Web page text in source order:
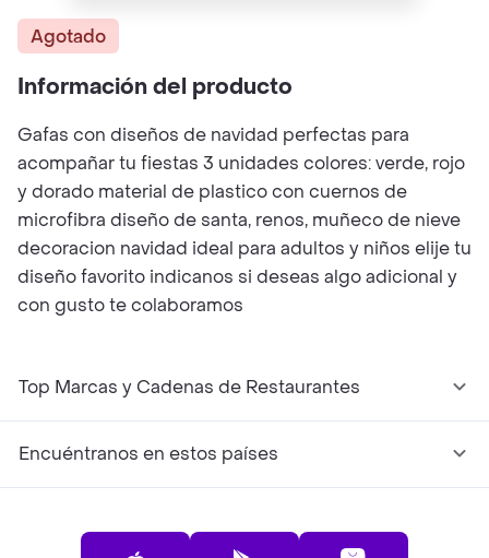
Agotado
Información del producto
Gafas con diseños de navidad perfectas para
acompañar tu fiestas 3 unidades colores: verde, rojo
y dorado material de plastico con cuernos de
microfibra diseño de santa, renos, muñeco de nieve
decoracion navidad ideal para adultos y niños elije tu
diseño favorito indicanos si deseas algo adicional y
con gusto te colaboramos
Top Marcas y Cadenas de Restaurantes
Encuéntranos en estos países